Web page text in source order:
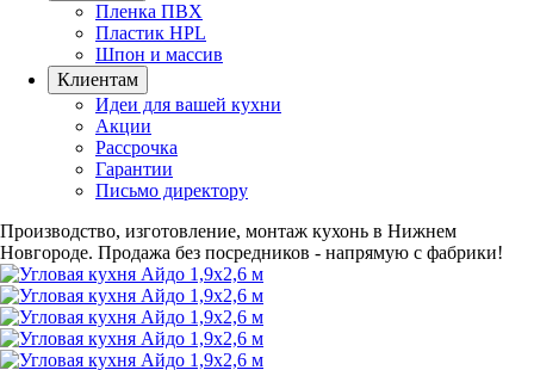
Пленка ПВХ
Пластик HPL
Шпон и массив
Клиентам
Идеи для вашей кухни
Акции
Рассрочка
Гарантии
Письмо директору
Производство, изготовление, монтаж кухонь в Нижнем
Новгороде. Продажа без посредников - напрямую с фабрики!